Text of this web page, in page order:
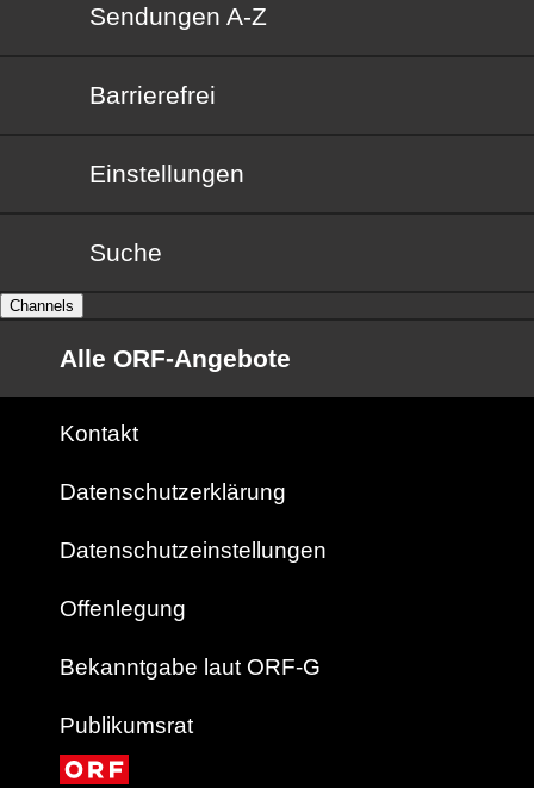
Sendungen von A bis Z
Sendungen A-Z
Barrierefrei
Barrierefrei
Einstellungen
Suche
Channels
Alle ORF-Angebote
Kontakt
Datenschutzerklärung
Datenschutzeinstellungen
Offenlegung
Bekanntgabe laut ORF-G
Publikumsrat